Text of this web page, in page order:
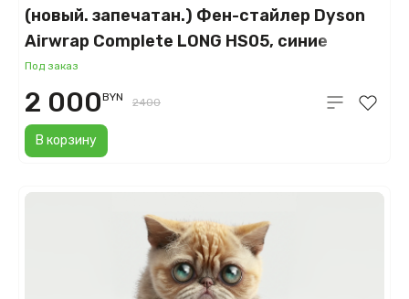
(новый. запечатан.) Фен-стайлер Dyson
Airwrap Complete LONG HS05, синие
румяна (Blue Blush)
Под заказ
В корзину
2 000BYN 2400